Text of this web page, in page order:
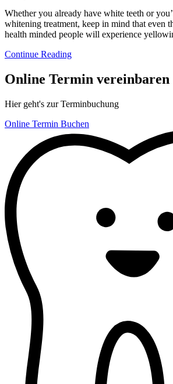
Whether you already have white teeth or
whitening treatment, keep in mind that even
health minded people will experience
Continue Reading
Online Termin vereinbaren
Hier geht's zur Terminbuchung
Online Termin Buchen